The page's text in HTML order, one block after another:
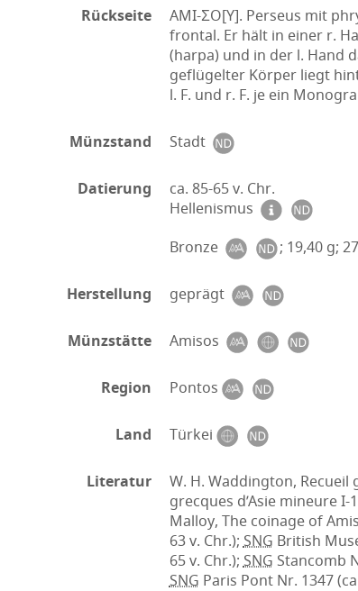
Rückseite
AMI-ΣO[Y]. Perseus mit
frontal. Er hält in einer r.
(harpa) und in der l. Hand
geflügelter Körper liegt
l. F. und r. F. je ein
Münzstand Stadt
Datierung
ca. 85-65 v. Chr.
Hellenismus
Bronze
; 19,40 g;
Herstellung geprägt
Münzstätte Amisos
Region Pontos
Land Türkei
Literatur
W. H. Waddington, Recueil
grecques d’Asie mineure I-
Malloy, The coinage of
63 v. Chr.); SNG British
65 v. Chr.); SNG Stancomb
SNG Paris Pont Nr. 1347